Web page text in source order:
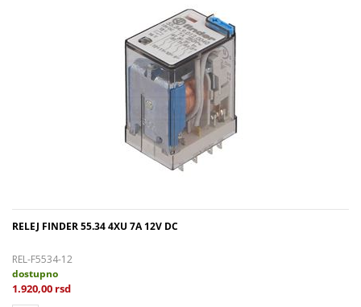
RELEJ FINDER 55.34 4XU 7A 12V DC
REL-F5534-12
dostupno
1.920,00 rsd